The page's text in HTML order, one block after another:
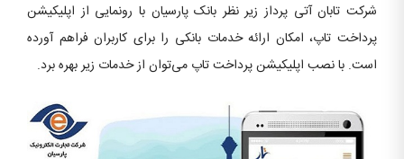
شرکت تابان آتی پرداز زیر نظر بانک پارسیان با رونمایی از اپلیکیشن
پرداخت تاپ، امکان ارائه خدمات بانکی را برای کاربران فراهم آورده
است. با نصب اپلیکیشن پرداخت تاپ می‌توان از خدمات زیر بهره برد.